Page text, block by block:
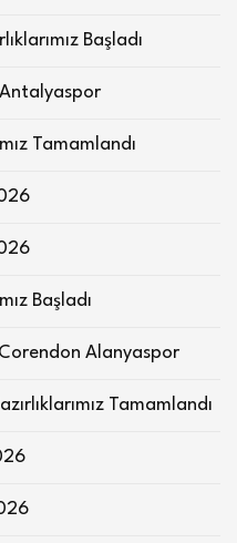
Başladı
Tamamlandı
Başladı
Alanyaspor
Tamamlandı